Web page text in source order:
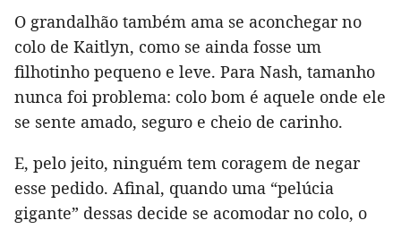
O grandalhão também ama se aconchegar no
colo de Kaitlyn, como se ainda fosse um
filhotinho pequeno e leve. Para Nash, tamanho
nunca foi problema: colo bom é aquele onde ele
se sente amado, seguro e cheio de carinho.
E, pelo jeito, ninguém tem coragem de negar
esse pedido. Afinal, quando uma “pelúcia
gigante” dessas decide se acomodar no colo, o